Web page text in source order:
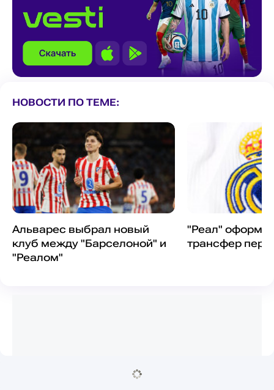
НОВОСТИ ПО ТЕМЕ:
Альварес выбрал новый
клуб между "Барселоной" и
"Реалом"
"Реал"
трансфер